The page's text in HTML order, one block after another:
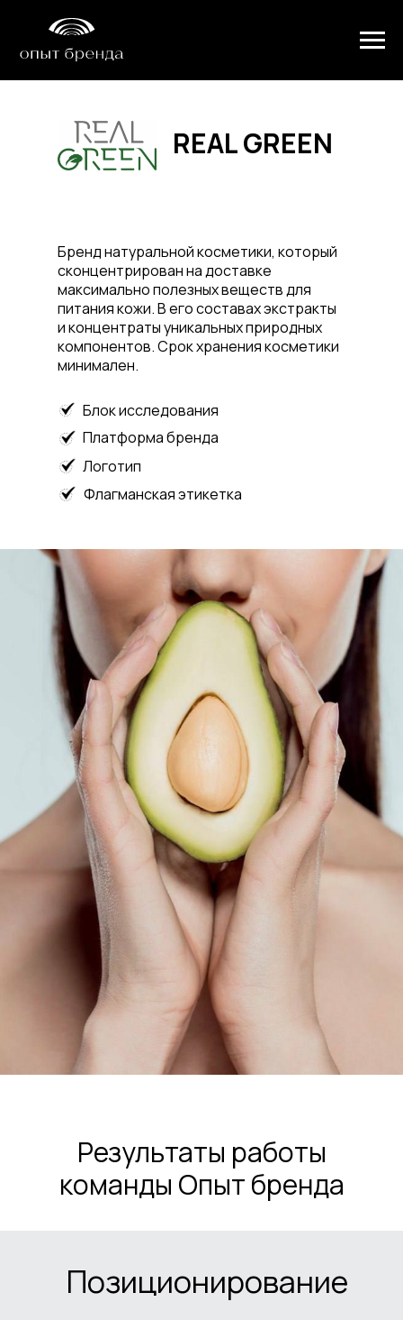
REAL GREEN
Бренд натуральной косметики, который
сконцентрирован на доставке
максимально полезных веществ для
питания кожи. В его составах экстракты
и концентраты уникальных природных
компонентов. Срок хранения косметики
минимален.
Платформа бренда
Блок исследования
Логотип
Флагманская этикетка
Результаты работы
команды Опыт бренда
Позиционирование